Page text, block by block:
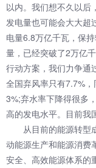
以内。我们想不久以后
发电量也可能会大大超
电量6.8万亿千瓦，保
量，已经突破了2万亿
行动方案，我们力争通
全国弃风率只有7.7%
3%;弃水率下降得很多
高的发电水平。目前我
从目前的能源转型成
动能源生产和能源消费
安全、高效能源体系的